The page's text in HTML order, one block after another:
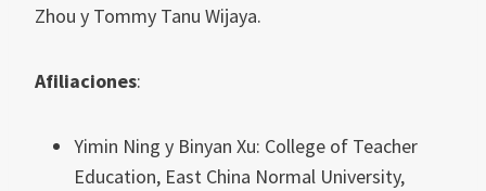
Zhou y Tommy Tanu Wijaya.
Afiliaciones:
Yimin Ning y Binyan Xu: College of Teacher
Education, East China Normal University,